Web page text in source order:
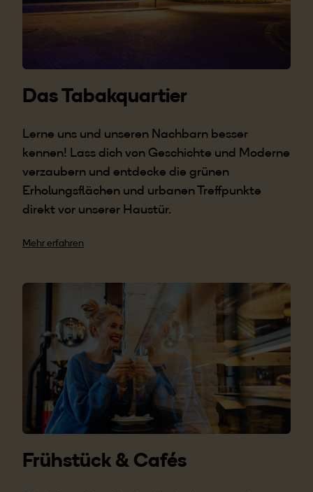
Das Tabakquartier
Lerne uns und unseren Nachbarn besser
kennen! Lass dich von Geschichte und Moderne
verzaubern und entdecke die grünen
Erholungsflächen und urbanen Treffpunkte
direkt vor unserer Haustür.
Mehr erfahren
Frühstück & Cafés